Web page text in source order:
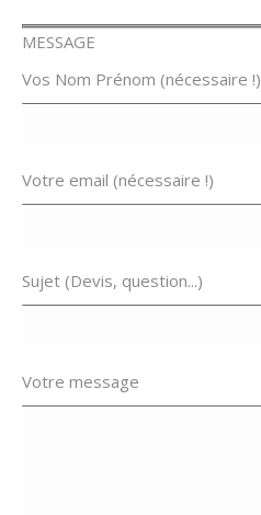
MESSAGE
Vos Nom Prénom (nécessaire !)
Votre email (nécessaire !)
Sujet (Devis, question...)
Votre message